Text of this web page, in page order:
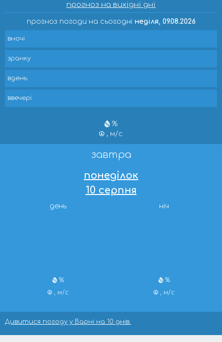
прогноз на вихідні дні
прогноз погоди на сьогодні неділя, 09.08.2026
вночі
зранку
вдень
ввечері
%
, м/с
завтра
понеділок
10 серпня
день
%
, м/с
ніч
%
, м/с
Дивитися погоду у Варні на 10 днів.